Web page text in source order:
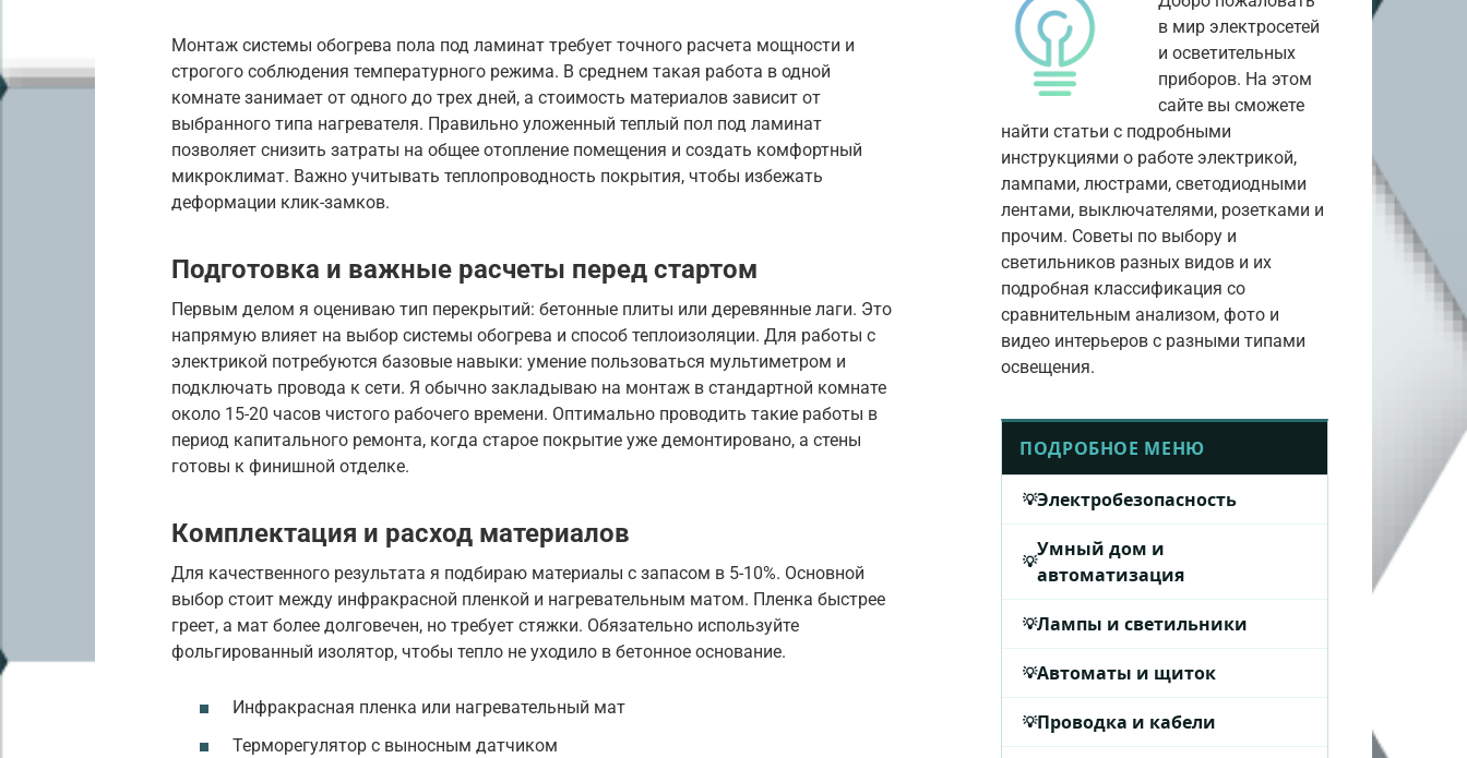
Монтаж системы обогрева пола под ламинат требует точного расчета мощности и
строгого соблюдения температурного режима. В среднем такая работа в одной
комнате занимает от одного до трех дней, а стоимость материалов зависит от
выбранного типа нагревателя. Правильно уложенный теплый пол под ламинат
позволяет снизить затраты на общее отопление помещения и создать комфортный
микроклимат. Важно учитывать теплопроводность покрытия, чтобы избежать
деформации клик-замков.
Подготовка и важные расчеты перед стартом
Первым делом я оцениваю тип перекрытий: бетонные плиты или деревянные лаги. Это
напрямую влияет на выбор системы обогрева и способ теплоизоляции. Для работы с
электрикой потребуются базовые навыки: умение пользоваться мультиметром и
подключать провода к сети. Я обычно закладываю на монтаж в стандартной комнате
около 15-20 часов чистого рабочего времени. Оптимально проводить такие работы в
период капитального ремонта, когда старое покрытие уже демонтировано, а стены
готовы к финишной отделке.
Комплектация и расход материалов
Для качественного результата я подбираю материалы с запасом в 5-10%. Основной
выбор стоит между инфракрасной пленкой и нагревательным матом. Пленка быстрее
греет, а мат более долговечен, но требует стяжки. Обязательно используйте
фольгированный изолятор, чтобы тепло не уходило в бетонное основание.
Инфракрасная пленка или нагревательный мат
Терморегулятор с выносным датчиком
в мир электросетей
и осветительных
приборов. На этом
сайте вы сможете
найти статьи с подробными
инструкциями о работе электрикой,
лампами, люстрами, светодиодными
лентами, выключателями, розетками и
прочим. Советы по выбору и
светильников разных видов и их
подробная классификация со
сравнительным анализом, фото и
видео интерьеров с разными типами
освещения.
ПОДРОБНОЕ МЕНЮ
Электробезопасность
Умный дом и
автоматизация
Лампы и светильники
Автоматы и щиток
Проводка и кабели